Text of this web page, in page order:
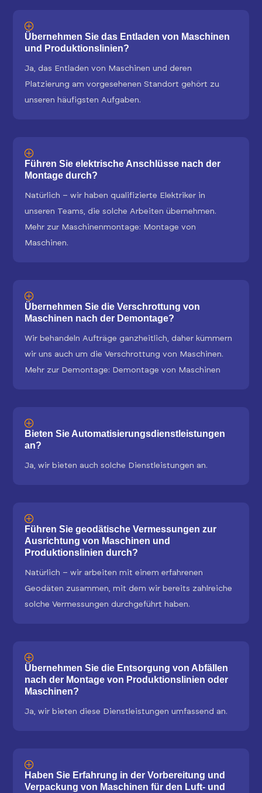
Übernehmen Sie das Entladen von Maschinen
und Produktionslinien?
Ja, das Entladen von Maschinen und deren
Platzierung am vorgesehenen Standort gehört zu
unseren häufigsten Aufgaben.
Führen Sie elektrische Anschlüsse nach der
Montage durch?
Natürlich – wir haben qualifizierte Elektriker in
unseren Teams, die solche Arbeiten übernehmen.
Mehr zur Maschinenmontage: Montage von
Maschinen.
Übernehmen Sie die Verschrottung von
Maschinen nach der Demontage?
Wir behandeln Aufträge ganzheitlich, daher kümmern
wir uns auch um die Verschrottung von Maschinen.
Mehr zur Demontage: Demontage von Maschinen
Bieten Sie Automatisierungsdienstleistungen
an?
Ja, wir bieten auch solche Dienstleistungen an.
Führen Sie geodätische Vermessungen zur
Ausrichtung von Maschinen und
Produktionslinien durch?
Natürlich – wir arbeiten mit einem erfahrenen
Geodäten zusammen, mit dem wir bereits zahlreiche
solche Vermessungen durchgeführt haben.
Übernehmen Sie die Entsorgung von Abfällen
nach der Montage von Produktionslinien oder
Maschinen?
Ja, wir bieten diese Dienstleistungen umfassend an.
Haben Sie Erfahrung in der Vorbereitung und
Verpackung von Maschinen für den Luft- und